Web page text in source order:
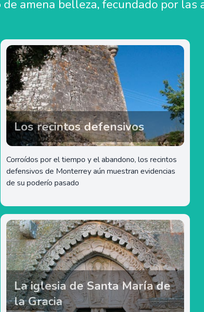
amena belleza, fecundado por
Los recintos defensivos
Corroídos por el tiempo y el abandono, los recintos
defensivos de Monterrey aún muestran evidencias
de su poderío pasado
La iglesia de Santa María de
la Gracia